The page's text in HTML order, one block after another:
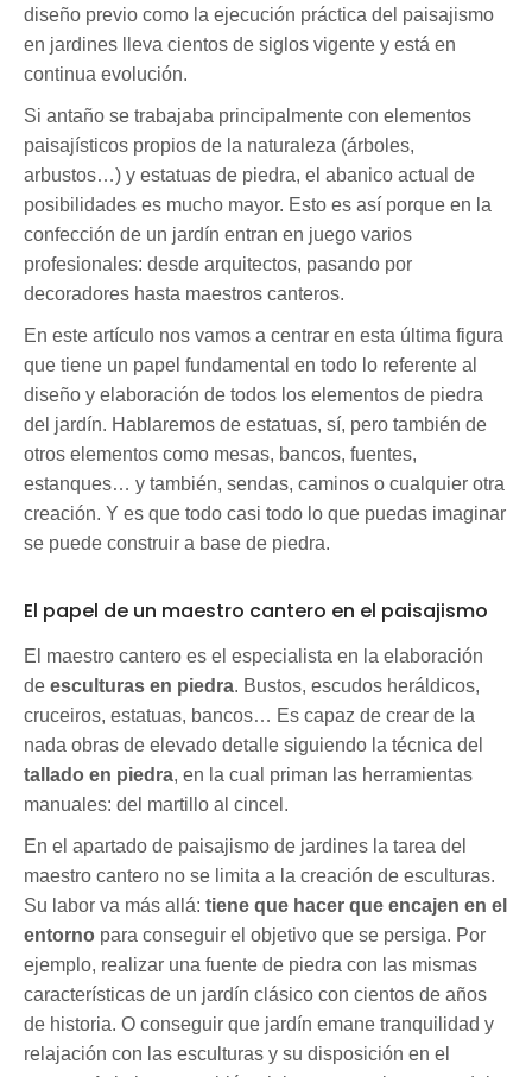
diseño previo como la ejecución práctica del paisajismo
en jardines lleva cientos de siglos vigente y está en
continua evolución.
Si antaño se trabajaba principalmente con elementos
paisajísticos propios de la naturaleza (árboles,
arbustos…) y estatuas de piedra, el abanico actual de
posibilidades es mucho mayor. Esto es así porque en la
confección de un jardín entran en juego varios
profesionales: desde arquitectos, pasando por
decoradores hasta maestros canteros.
En este artículo nos vamos a centrar en esta última figura
que tiene un papel fundamental en todo lo referente al
diseño y elaboración de todos los elementos de piedra
del jardín. Hablaremos de estatuas, sí, pero también de
otros elementos como mesas, bancos, fuentes,
estanques… y también, sendas, caminos o cualquier otra
creación. Y es que todo casi todo lo que puedas imaginar
se puede construir a base de piedra.
El papel de un maestro cantero en el paisajismo
El maestro cantero es el especialista en la elaboración
de esculturas en piedra. Bustos, escudos heráldicos,
cruceiros, estatuas, bancos… Es capaz de crear de la
nada obras de elevado detalle siguiendo la técnica del
tallado en piedra, en la cual priman las herramientas
manuales: del martillo al cincel.
En el apartado de paisajismo de jardines la tarea del
maestro cantero no se limita a la creación de esculturas.
Su labor va más allá: tiene que hacer que encajen en el
entorno para conseguir el objetivo que se persiga. Por
ejemplo, realizar una fuente de piedra con las mismas
características de un jardín clásico con cientos de años
de historia. O conseguir que jardín emane tranquilidad y
relajación con las esculturas y su disposición en el